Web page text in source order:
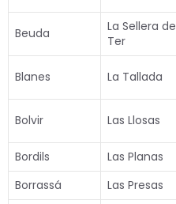
Beuda
La Sellera de
Ter
Blanes La Tallada
Bolvir Las Llosas
Bordils Las Planas
Borrassá
Las Presas